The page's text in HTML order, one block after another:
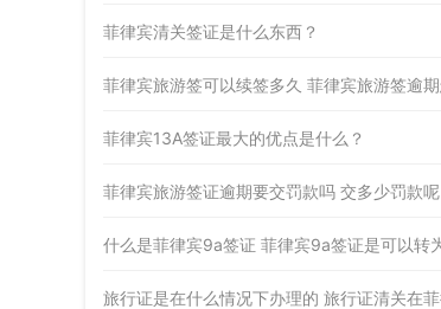
菲律宾清关签证是什么东西？
菲律宾13A签证最大的优点是什么？
菲律宾旅游签证逾期要交罚款吗 交多少罚款呢